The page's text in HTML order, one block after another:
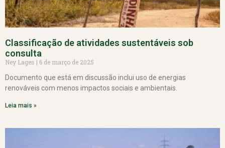
Classificação de atividades sustentáveis sob
consulta
Ney Lages
6 de março de 2025
Documento que está em discussão inclui uso de energias
renováveis com menos impactos sociais e ambientais.
Leia mais »